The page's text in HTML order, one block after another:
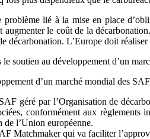
lié à la mise en place
augmenter le coût de la
décarbonation. L’Europe doit
soutien au développement d’un
d’un marché mondial des
géré par l’Organisation de
conformément aux
de l’Union européenne.
Matchmaker qui va faciliter